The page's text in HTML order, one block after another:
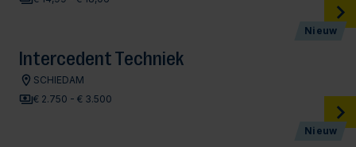
Nieuw
Intercedent Techniek
SCHIEDAM
€ 2.750 - € 3.500
Nieuw